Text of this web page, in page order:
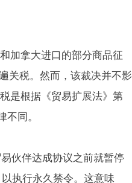
加拿大进口的部分商品征
关税。然而，该裁决并不影
是根据《贸易扩展法》第
同。
伙伴达成协议之前就暂停
执行永久禁令。这意味